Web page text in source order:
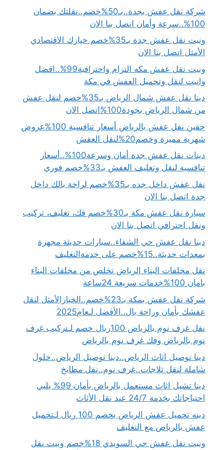
شركة نقل عفش بجدة..بـ50%خصم..نقلتك بضمان
100%..سرعة وأمان اتصل بنا الان
ونيت نقل عفش جدة بـ35%خصم خيارك الاقتصادي
الأمثل اتصل بنا الان
ونيت نقل عفش مكه التزام واحترافية99%..افضل
وانيت لنقل وتحميل العفش في مكة
دينا نقل عفش شمال الرياض بـ35%خصم لنقل عفش
من شمال الرياض بجودة100%اتصل الان
حقين نقل عفش بالرياض أسعار تنافسية 100%عروض
شهرية مميزة وخصم20%لنقل العفش
دينات نقل عفش جدة أمان وسرعة100%..أسعار
تنافسية لنقل وتغليف العفش بـ33%خصم فوري
نقل عفش داخل جده بـ35%خصم لراحة بالك داخل
جدة اتصل بنا الان
سيارة نقل عفش مكة بـ30%خصم فك، تغليف، تركيب
ونقل احترافي اتصل بنا الان
دينا نقل عفش حي الشفاء..سيارات حديثة مجهزة
بمعدات حديثة..15%خصم على خدمةالتغليف
نقل مخلفات البناء الرياض تخلص من مخلفات البناء
بامان 100%خدمات سريعة 24ساعة
شركة نقل عفش بمكة بـ23%خصم..الخيارالأمثل لنقل
عفشك بأمان وراحة بال..الأفضل لـعام2025
نقل غرف نوم بالرياض 100ريال خصم لـتركيب غرف
نوم بالرياض وفك غرف نوم بالرياض
دينا توصيل اثاث الرياض..دينا توصيل الرياض..حلول
شاملة لنقل ثلاجات..غرف نوم..نقل مطابخ
دينا تشيل اثاث مستعمل بالرياض بأمان 99% يلبي
احتياجاتك بخدمة 24/7 عند نقل الأثاث
دينه تحميل عفش الرياض بخصم 100 ريال لـتحميل
عفش بالرياض مع التغليف
ونيت نقل عفش حي السويدي 18%خصم ونيت نقل